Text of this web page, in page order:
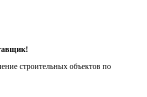
строительных объектов по